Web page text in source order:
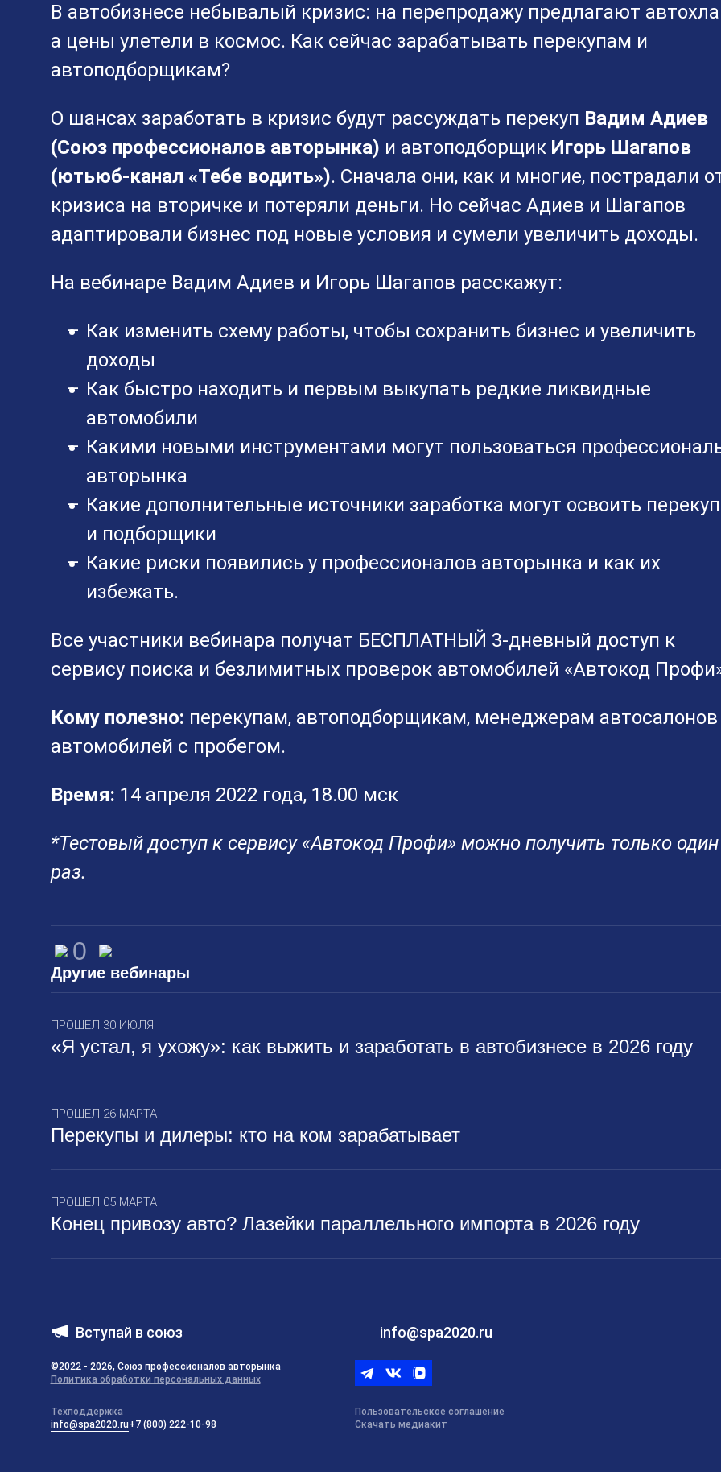
В автобизнесе небывалый кризис: на перепродажу предлагают
а цены улетели в космос. Как сейчас зарабатывать перекупам и
автоподборщикам?
О шансах заработать в кризис будут рассуждать перекуп Вадим Адиев
(Союз профессионалов авторынка) и автоподборщик Игорь Шагапов
(ютьюб-канал «Тебе водить»). Сначала они, как и многие, пострадали
кризиса на вторичке и потеряли деньги. Но сейчас Адиев и Шагапов
адаптировали бизнес под новые условия и сумели увеличить доходы.
На вебинаре Вадим Адиев и Игорь Шагапов расскажут:
Как изменить схему работы, чтобы сохранить бизнес и увеличить
доходы
Как быстро находить и первым выкупать редкие ликвидные
автомобили
Какими новыми инструментами могут пользоваться
авторынка
Какие дополнительные источники заработка могут освоить
и подборщики
Какие риски появились у профессионалов авторынка и как их
избежать.
Все участники вебинара получат БЕСПЛАТНЫЙ 3-дневный доступ к
сервису поиска и безлимитных проверок автомобилей «Автокод
Кому полезно: перекупам, автоподборщикам, менеджерам автосалонов
автомобилей с пробегом.
Время: 14 апреля 2022 года, 18.00 мск
*Тестовый доступ к сервису «Автокод Профи» можно получить только один
раз.
0
Другие вебинары
ПРОШЕЛ 30 ИЮЛЯ
«Я устал, я ухожу»: как выжить и заработать в автобизнесе в 2026 году
ПРОШЕЛ 26 МАРТА
Перекупы и дилеры: кто на ком зарабатывает
ПРОШЕЛ 05 МАРТА
Конец привозу авто? Лазейки параллельного импорта в 2026 году
Вступай в союз info@spa2020.ru
TelegramВКонтакте
ВК
©2022 - 2026, Союз профессионалов авторынка
Политика обработки персональных данных
Пользовательское соглашение
Скачать медиакит
Техподдержка
info@spa2020.ru+7 (800) 222-10-98